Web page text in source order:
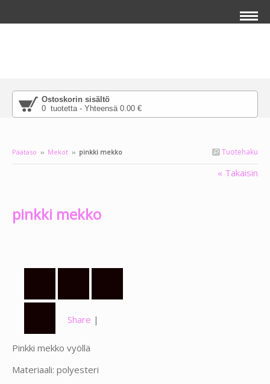
Ostoskorin sisältö
0 tuotetta - Yhteensä 0.00 €
Lisää pääkuvan päälle tekstiä klikkaamalla
Tuotehaku
Päätaso ›› Mekot ›› pinkki mekko
« Takaisin
pinkki mekko
Share |
Pinkki mekko vyöllä
Materiaali: polyesteri